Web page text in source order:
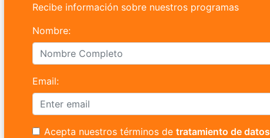
Recibe información sobre nuestros programas
Nombre:
Email:
Acepta nuestros términos de tratamiento de datos